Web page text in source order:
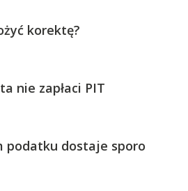
korektę?
nie zapłaci PIT
podatku dostaje sporo